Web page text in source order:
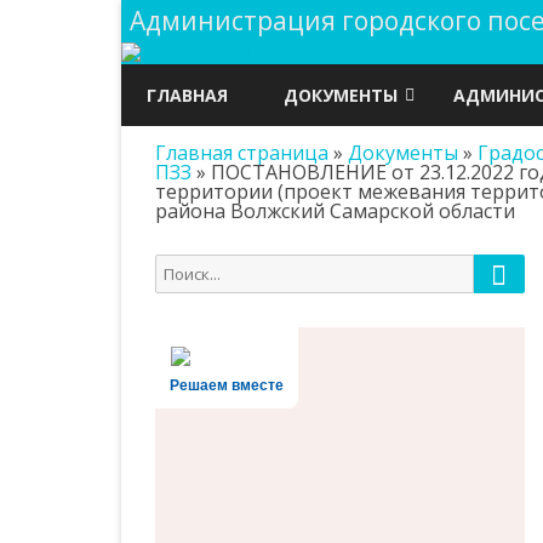
Администрация городского
ГЛАВНАЯ ДОКУМЕНТЫ
ГРАДОСТРОИТЕЛЬСТВО
ДОКУМЕНТЫ
АДМИНИСТРАЦИИ
ОХРАНА
РЕЕСТРЫ
Главная страница » Документы »
ПЗЗ » ПОСТАНОВЛЕНИЕ от 23.12.2022
территории (проект межевания
района Волжский Самарской области
Поиск
для:
Решаем вместе